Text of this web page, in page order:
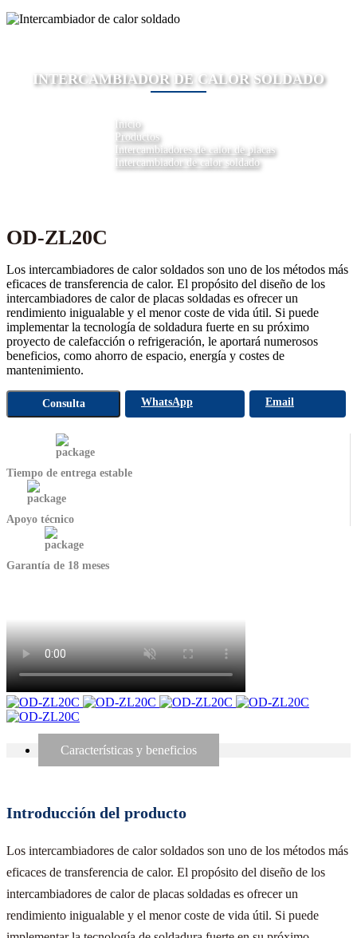
INTERCAMBIADOR DE CALOR SOLDADO
Inicio
Productos
Intercambiadores de calor de placas
Intercambiador de calor soldado
OD-ZL20C
Los intercambiadores de calor soldados son uno de los métodos más
eficaces de transferencia de calor. El propósito del diseño de los
intercambiadores de calor de placas soldadas es ofrecer un
rendimiento inigualable y el menor coste de vida útil. Si puede
implementar la tecnología de soldadura fuerte en su próximo
proyecto de calefacción o refrigeración, le aportará numerosos
beneficios, como ahorro de espacio, energía y costes de
mantenimiento.
Consulta WhatsApp Email
Tiempo de entrega estable
Apoyo técnico
Garantía de 18 meses
Características y beneficios
Introducción del producto
Los intercambiadores de calor soldados son uno de los métodos más
eficaces de transferencia de calor. El propósito del diseño de los
intercambiadores de calor de placas soldadas es ofrecer un
rendimiento inigualable y el menor coste de vida útil. Si puede